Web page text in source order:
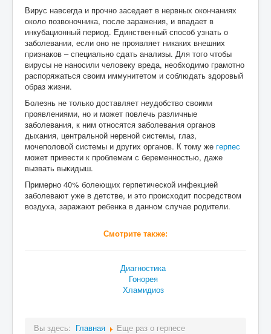
Вирус навсегда и прочно заседает в нервных окончаниях
около позвоночника, после заражения, и впадает в
инкубационный период. Единственный способ узнать о
заболевании, если оно не проявляет никаких внешних
признаков – специально сдать анализы. Для того чтобы
вирусы не наносили человеку вреда, необходимо грамотно
распоряжаться своим иммунитетом и соблюдать здоровый
образ жизни.
Болезнь не только доставляет неудобство своими
проявлениями, но и может повлечь различные
заболевания, к ним относятся заболевания органов
дыхания, центральной нервной системы, глаз,
мочеполовой системы и других органов. К тому же герпес
может привести к проблемам с беременностью, даже
вызвать выкидыш.
Примерно 40% болеющих герпетической инфекцией
заболевают уже в детстве, и это происходит посредством
воздуха, заражают ребенка в данном случае родители.
Смотрите также:
Диагностика
Гонорея
Хламидиоз
Вы здесь: Главная Еще раз о герпесе